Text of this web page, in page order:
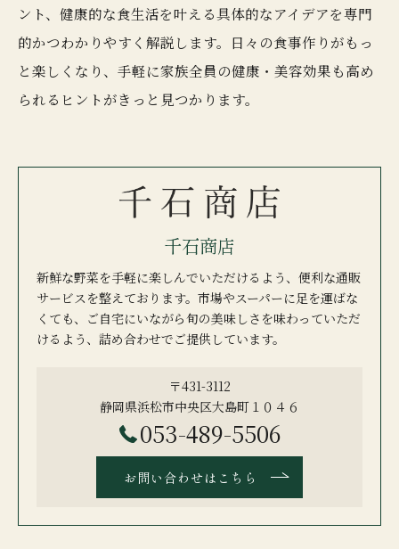
ント、健康的な食生活を叶える具体的なアイデアを専門
的かつわかりやすく解説します。日々の食事作りがもっ
と楽しくなり、手軽に家族全員の健康・美容効果も高め
られるヒントがきっと見つかります。
千石商店
新鮮な野菜を手軽に楽しんでいただけるよう、便利な通販
サービスを整えております。市場やスーパーに足を運ばな
くても、ご自宅にいながら旬の美味しさを味わっていただ
けるよう、詰め合わせでご提供しています。
〒431-3112
静岡県浜松市中央区大島町１０４６
053-489-5506
お問い合わせはこちら